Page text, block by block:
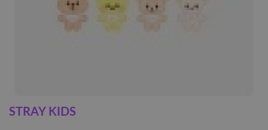
STRAY KIDS